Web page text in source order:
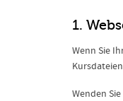
1.
Wenn Sie
Wenden